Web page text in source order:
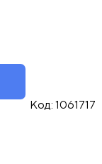
Код: 1061717